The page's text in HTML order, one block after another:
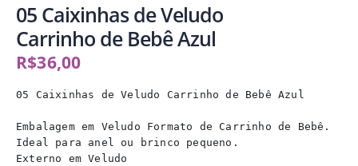
05 Caixinhas de Veludo
Carrinho de Bebê Azul
R$36,00
05 Caixinhas de Veludo Carrinho de Bebê Azul
Embalagem em Veludo Formato de Carrinho de Bebê.
Ideal para anel ou brinco pequeno.
Externo em Veludo